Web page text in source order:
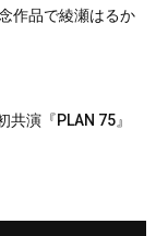
作品で綾瀬はるか
演『PLAN 75』